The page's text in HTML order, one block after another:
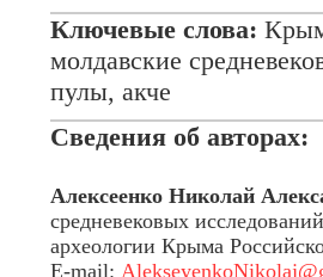
Ключевые слова:
молдавские
пулы, акче
Сведения об авторах:
Алексеенко Николай
средневековых
археологии Крыма
E-mail: